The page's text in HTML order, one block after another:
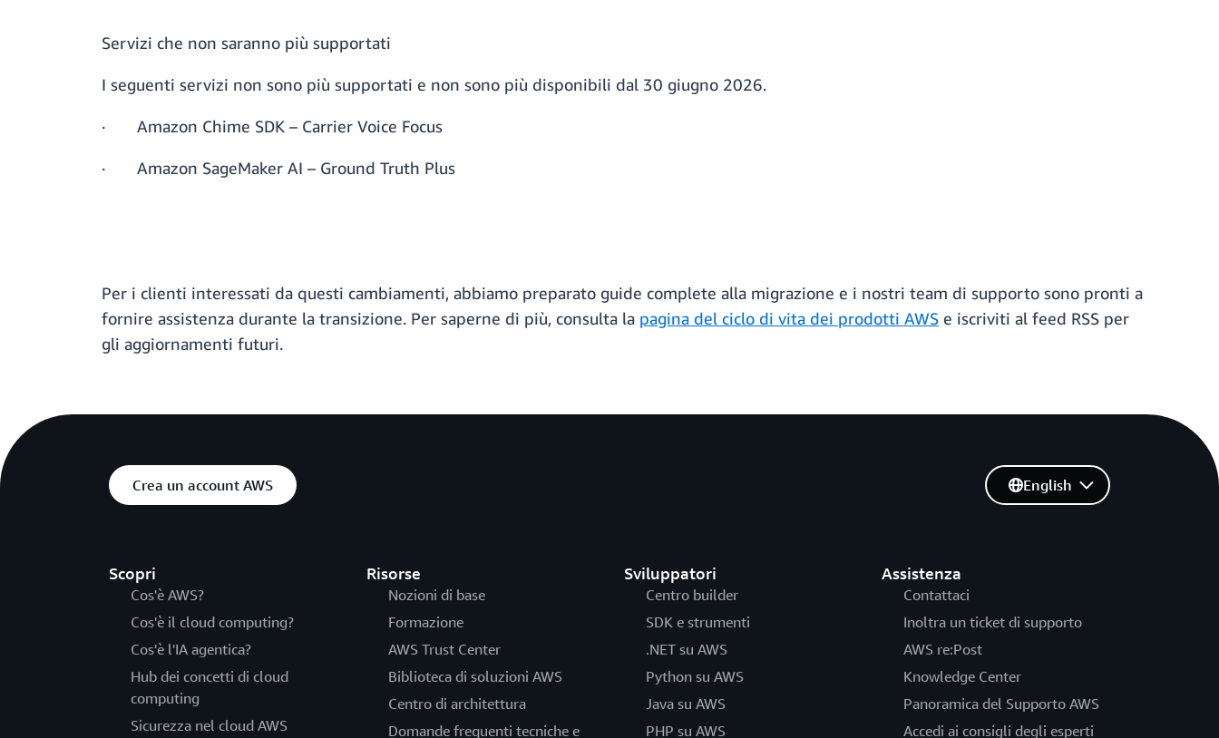
Servizi che non saranno più supportati
I seguenti servizi non sono più supportati e non sono più disponibili dal 30 giugno 2026.
· Amazon Chime SDK – Carrier Voice Focus
· Amazon SageMaker AI – Ground Truth Plus
Per i clienti interessati da questi cambiamenti, abbiamo preparato guide complete alla migrazione e i nostri team di supporto sono pronti a
fornire assistenza durante la transizione. Per saperne di più, consulta la pagina del ciclo di vita dei prodotti AWS e iscriviti al feed RSS per
gli aggiornamenti futuri.
Crea un account AWS
Scopri
Cos'è AWS?
Cos'è il cloud computing?
Cos'è l'IA agentica?
Hub dei concetti di cloud
computing
Sicurezza nel cloud AWS
Risorse
Nozioni di base
Formazione
AWS Trust Center
Biblioteca di soluzioni AWS
Centro di architettura
Domande frequenti tecniche e
Sviluppatori
Centro builder
SDK e strumenti
.NET su AWS
Python su AWS
Java su AWS
PHP su AWS
Assistenza
Contattaci
Inoltra un ticket di supporto
AWS re:Post
Knowledge Center
Panoramica del Supporto AWS
Accedi ai consigli degli esperti
English